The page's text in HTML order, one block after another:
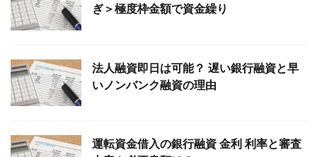
ぎ＞極度枠金額で資金繰り
法人融資即日は可能？ 遅い銀行融資と早
いノンバンク融資の理由
運転資金借入の銀行融資 金利 利率と審査